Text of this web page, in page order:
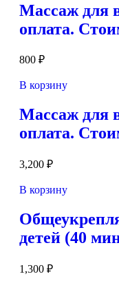
Массаж для
оплата.
800 ₽
В корзину
Массаж для
оплата.
3,200 ₽
В корзину
детей (40
1,300 ₽